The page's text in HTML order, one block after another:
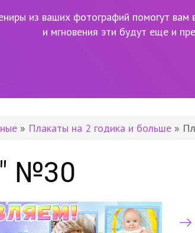
из ваших фотографий помогут вам
и мгновения эти будут еще и
» Плакаты на 2 годика и больше »
№30